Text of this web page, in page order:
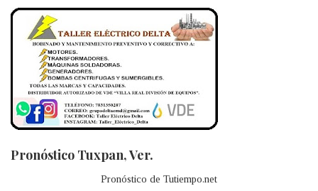
Pronóstico Tuxpan, Ver.
Pronóstico de Tutiempo.net